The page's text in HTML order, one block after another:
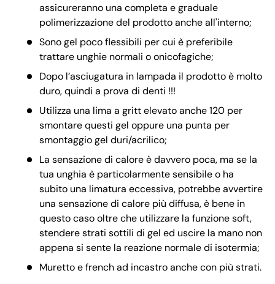
assicureranno una completa e graduale
polimerizzazione del prodotto anche all'interno;
Sono gel poco flessibili per cui è preferibile
trattare unghie normali o onicofagiche;
Dopo l’asciugatura in lampada il prodotto è molto
duro, quindi a prova di denti !!!
Utilizza una lima a gritt elevato anche 120 per
smontare questi gel oppure una punta per
smontaggio gel duri/acrilico;
La sensazione di calore è davvero poca, ma se la
tua unghia è particolarmente sensibile o ha
subito una limatura eccessiva, potrebbe avvertire
una sensazione di calore più diffusa, è bene in
questo caso oltre che utilizzare la funzione soft,
stendere strati sottili di gel ed uscire la mano non
appena si sente la reazione normale di isotermia;
Muretto e french ad incastro anche con più strati.